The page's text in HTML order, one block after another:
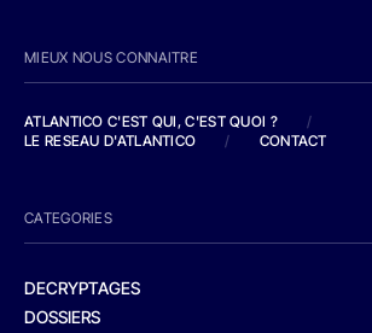
MIEUX NOUS CONNAITRE
ATLANTICO C'EST QUI, C'EST QUOI ?
/
LE RESEAU D'ATLANTICO
/ CONTACT
CATEGORIES
DECRYPTAGES
DOSSIERS